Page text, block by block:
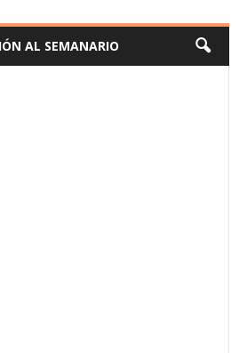
AL SEMANARIO